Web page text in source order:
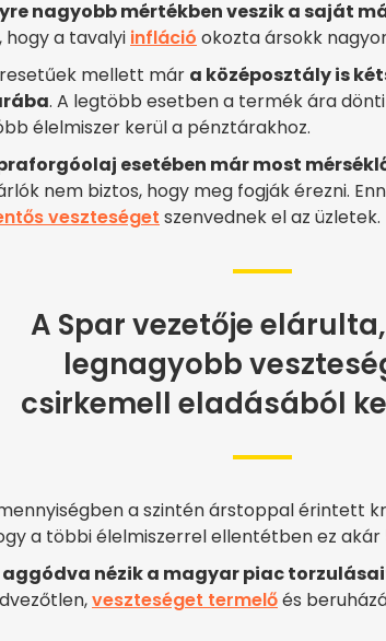
nagyobb mértékben veszik a saját
a tavalyi infláció okozta ársokk
mellett már a középosztály is
. A legtöbb esetben a termék ára
élelmiszer kerül a pénztárakhoz.
esetében már most
nem biztos, hogy meg fogják érezni.
veszteséget szenvednek el az üzletek.
A Spar vezetője
legnagyobb
csirkemell eladásából
a szintén árstoppal érintett
a többi élelmiszerrel ellentétben ez akár
aggódva nézik a magyar piac
veszteséget termelőés